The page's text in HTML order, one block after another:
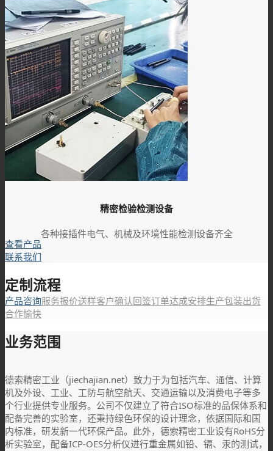
精密检验检测设备
各种接插件电气、机械及环境性能检测设备齐全
查看产品
联系我们
定制流程
产品咨询服务报价送样客户确认回签订单达成安排生产包装出货
合作愉快
业务范围
德索精密工业（jiechajian.net）致力于为包括汽车、通信、计算
机及外设、工业、工防与航空航天、交通运输以及消费电子等多
个行业提供专业服务。公司不仅建立了符合ISO标准的品保体系和
配备完善的实验室，还秉持绿色环保的设计理念，依据国际和国
内标准，研发新一代环保产品。此外，德索精密工业设有RoHS分
析实验室，配备ICP-OES分析仪进行重金属如铅、镉、汞的测试，